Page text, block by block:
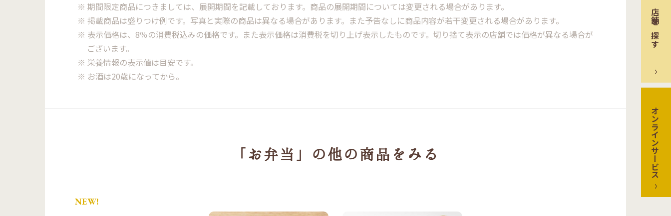
店舗を探す
オンラインサービス
※ 期間限定商品につきましては、展開期間を記載しております。商品の展開期間については変更される場合があります。
※ 掲載商品は盛りつけ例です。写真と実際の商品は異なる場合があります。また予告なしに商品内容が若干変更される場合があります。
※ 表示価格は、8％の消費税込みの価格です。また表示価格は消費税を切り上げ表示したものです。切り捨て表示の店舗では価格が異なる場合が
ございます。
※ 栄養情報の表示値は目安です。
※ お酒は20歳になってから。
「お弁当」の他の商品をみる
NEW!